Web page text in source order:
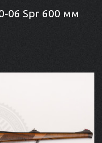
06 Spr 600 мм